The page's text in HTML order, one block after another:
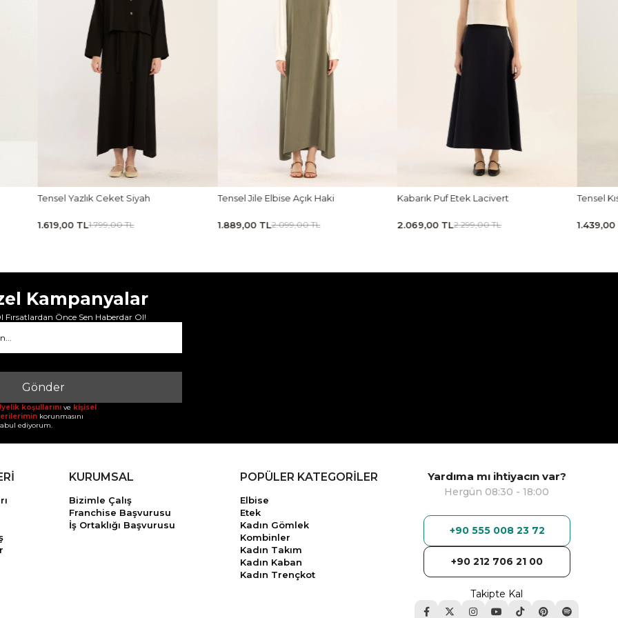
Tensel Yazlık Ceket Siyah
1.619,00 TL1.799,00 TL
Tensel Jile Elbise Açık Haki
1.889,00 TL2.099,00 TL
Kabarık Puf Etek Lacivert
2.069,00 TL2.299,00 TL
Tensel
1.439,00
Kampanyalar
Fırsatlardan Önce Sen Haberdar Ol!
Gönder
koşullarını ve kişisel
korunmasını
ediyorum.
KURUMSAL
Bizimle Çalış
Franchise Başvurusu
İş Ortaklığı Başvurusu
POPÜLER KATEGORİLER
Elbise
Etek
Kadın Gömlek
Kombinler
Kadın Takım
Kadın Kaban
Kadın Trençkot
Yardıma mı ihtiyacın var?
Hergün 08:30 - 18:00
+90 555 008 23 72
+90 212 706 21 00
Takipte Kal